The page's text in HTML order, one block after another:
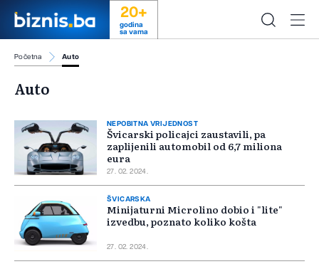
20+
godina
sa vama
Početna Auto
Auto
NEPOBITNA VRIJEDNOST
Švicarski policajci zaustavili, pa
zaplijenili automobil od 6,7 miliona
eura
27. 02. 2024.
ŠVICARSKA
Minijaturni Microlino dobio i "lite"
izvedbu, poznato koliko košta
27. 02. 2024.